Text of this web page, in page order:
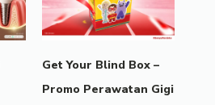
Get Your Blind Box –
Promo Perawatan Gigi